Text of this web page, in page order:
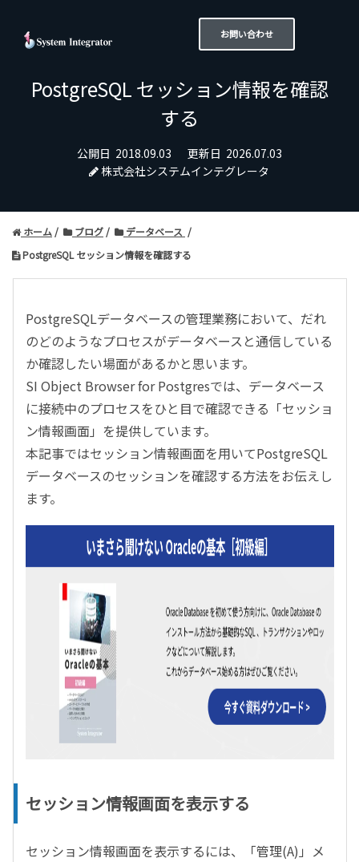
お問い合わせ
PostgreSQL セッション情報を確認
する
公開日 2018.09.03 更新日 2026.07.03
株式会社システムインテグレータ
ホーム ブログ
データベース
PostgreSQL セッション情報を確認する
PostgreSQLデータベースの管理業務において、だれ
のどのようなプロセスがデータベースと通信している
か確認したい場面があるかと思います。
SI Object Browser for Postgresでは、データベース
に接続中のプロセスをひと目で確認できる「セッショ
ン情報画面」を提供しています。
本記事ではセッション情報画面を用いてPostgreSQL
データベースのセッションを確認する方法をお伝えし
ます。
セッション情報画面を表示する
セッション情報画面を表示するには、「管理(A)」メ